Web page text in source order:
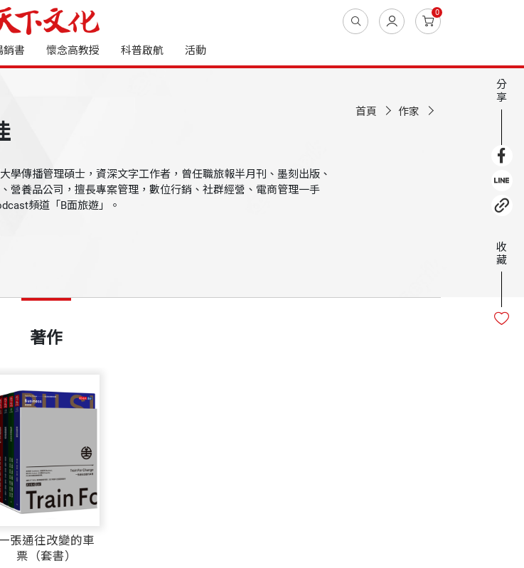
0
銷書 懷念高教授 科普啟航 活動
首頁 作家
學傳播管理碩士，資深文字工作者，曾任職旅報半月刊、墨刻出版、
營養品公司，擅長專案管理，數位行銷、社群經營、電商管理一手
頻道「B面旅遊」。
著作
張通往改變的車
票（套書）
分
享
收
藏